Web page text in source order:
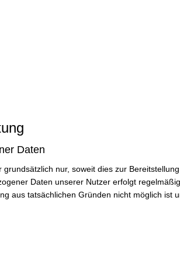
Daten
nur, soweit dies zur
Daten unserer Nutzer erfolgt
aus tatsächlichen Gründen nicht möglich ist